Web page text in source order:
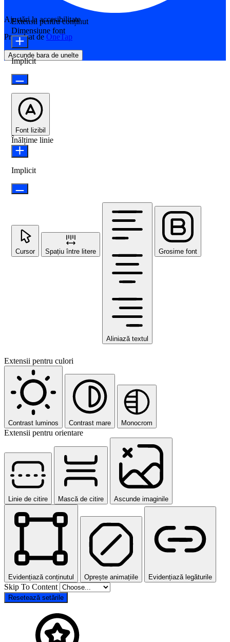
Ajustări la accesibilitate
Propulsat de OneTap
Ascunde bara de unelte
Extensii pentru conținut
Dimensiune font
Implicit
Font lizibil
Înălțime linie
Implicit
Cursor Spațiu între litere
Aliniază textul
Grosime font
Extensii pentru culori
Contrast luminos Contrast mare Monocrom
Extensii pentru orientare
Linie de citire Mască de citire Ascunde imaginile
Evidențiază conținutul Oprește animațiile Evidențiază legăturile
Skip To Content
Resetează setările